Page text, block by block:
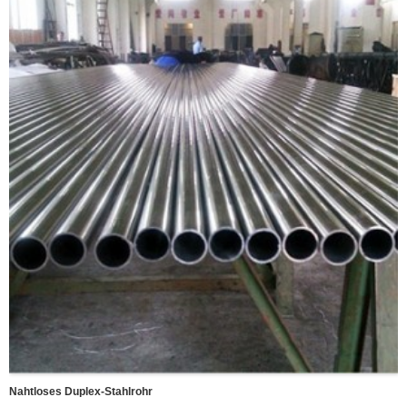
S82011
Oberfläche:
Geglüht, gebeizt, poliert
Verpackung:In wasserdichtes Papier eingewickelt, verpackt in Holzhütten.
Nahtloses Duplex-Stahlrohr